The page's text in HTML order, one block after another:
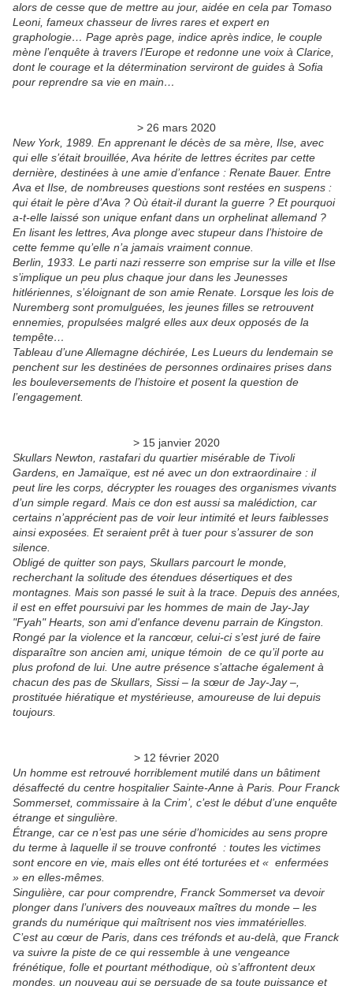
alors de cesse que de mettre au jour, aidée en cela par Tomaso
Leoni, fameux chasseur de livres rares et expert en
graphologie… Page après page, indice après indice, le couple
mène l’enquête à travers l’Europe et redonne une voix à Clarice,
dont le courage et la détermination serviront de guides à Sofia
pour reprendre sa vie en main…
> 26 mars 2020
New York, 1989. En apprenant le décès de sa mère, Ilse, avec
qui elle s’était brouillée, Ava hérite de lettres écrites par cette
dernière, destinées à une amie d’enfance : Renate Bauer. Entre
Ava et Ilse, de nombreuses questions sont restées en suspens :
qui était le père d’Ava ? Où était-il durant la guerre ? Et pourquoi
a-t-elle laissé son unique enfant dans un orphelinat allemand ?
En lisant les lettres, Ava plonge avec stupeur dans l’histoire de
cette femme qu’elle n’a jamais vraiment connue.
Berlin, 1933. Le parti nazi resserre son emprise sur la ville et Ilse
s’implique un peu plus chaque jour dans les Jeunesses
hitlériennes, s’éloignant de son amie Renate. Lorsque les lois de
Nuremberg sont promulguées, les jeunes filles se retrouvent
ennemies, propulsées malgré elles aux deux opposés de la
tempête…
Tableau d’une Allemagne déchirée, Les Lueurs du lendemain se
penchent sur les destinées de personnes ordinaires prises dans
les bouleversements de l’histoire et posent la question de
l’engagement.
> 15 janvier 2020
Skullars Newton, rastafari du quartier misérable de Tivoli
Gardens, en Jamaïque, est né avec un don extraordinaire : il
peut lire les corps, décrypter les rouages des organismes vivants
d’un simple regard. Mais ce don est aussi sa malédiction, car
certains n’apprécient pas de voir leur intimité et leurs faiblesses
ainsi exposées. Et seraient prêt à tuer pour s’assurer de son
silence.
Obligé de quitter son pays, Skullars parcourt le monde,
recherchant la solitude des étendues désertiques et des
montagnes. Mais son passé le suit à la trace. Depuis des années,
il est en effet poursuivi par les hommes de main de Jay-Jay
"Fyah" Hearts, son ami d'enfance devenu parrain de Kingston.
Rongé par la violence et la rancœur, celui-ci s’est juré de faire
disparaître son ancien ami, unique témoin de ce qu’il porte au
plus profond de lui. Une autre présence s’attache également à
chacun des pas de Skullars, Sissi – la sœur de Jay-Jay –,
prostituée hiératique et mystérieuse, amoureuse de lui depuis
toujours.
> 12 février 2020
Un homme est retrouvé horriblement mutilé dans un bâtiment
désaffecté du centre hospitalier Sainte-Anne à Paris. Pour Franck
Sommerset, commissaire à la Crim’, c’est le début d’une enquête
étrange et singulière.
Étrange, car ce n’est pas une série d’homicides au sens propre
du terme à laquelle il se trouve confronté : toutes les victimes
sont encore en vie, mais elles ont été torturées et « enfermées
» en elles-mêmes.
Singulière, car pour comprendre, Franck Sommerset va devoir
plonger dans l’univers des nouveaux maîtres du monde – les
grands du numérique qui maîtrisent nos vies immatérielles.
C’est au cœur de Paris, dans ces tréfonds et au-delà, que Franck
va suivre la piste de ce qui ressemble à une vengeance
frénétique, folle et pourtant méthodique, où s’affrontent deux
mondes, un nouveau qui se persuade de sa toute puissance et